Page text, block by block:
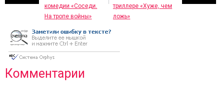
комедии «Соседи.
На тропе войны»
триллере «Хуже, чем
ложь»
Комментарии